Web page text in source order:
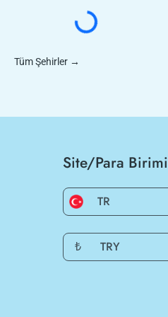
Tüm Şehirler →
Site/Para Birimi
TR
₺ TRY